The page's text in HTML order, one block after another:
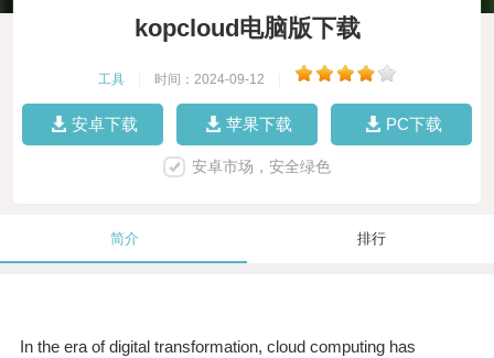
kopcloud电脑版下载
工具 时间：2024-09-12
安卓下载 苹果下载 PC下载
安卓市场，安全绿色
简介 排行
In the era of digital transformation, cloud computing has